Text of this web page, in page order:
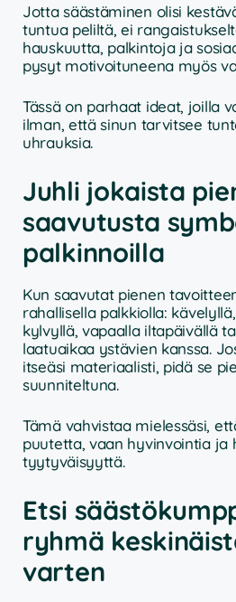
Jotta säästäminen olisi
tuntua peliltä, ei
hauskuutta, palkintoja ja
pysyt motivoituneena myös
Tässä on parhaat ideat, joilla
ilman, että sinun tarvitsee
uhrauksia.
Juhli jokaista
saavutusta
palkinnoilla
Kun saavutat pienen
rahallisella palkkiolla:
kylvyllä, vapaalla iltapäivällä
laatuaikaa ystävien kanssa.
itseäsi materiaalisti, pidä se
suunniteltuna.
Tämä vahvistaa mielessäsi,
puutetta, vaan hyvinvointia ja
tyytyväisyyttä.
Etsi
ryhmä
varten